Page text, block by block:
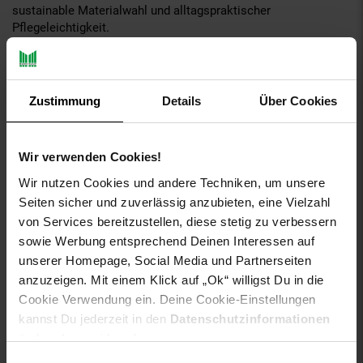
Zustimmung Details Über Cookies
Wir verwenden Cookies!
Wir nutzen Cookies und andere Techniken, um unsere
Seiten sicher und zuverlässig anzubieten, eine Vielzahl
von Services bereitzustellen, diese stetig zu verbessern
sowie Werbung entsprechend Deinen Interessen auf
unserer Homepage, Social Media und Partnerseiten
anzuzeigen. Mit einem Klick auf „Ok“ willigst Du in die
Cookie Verwendung ein. Deine Cookie-Einstellungen
kannst Du jederzeit in den Datenschutzinformationen
ändern bzw. widerrufen.
sustainable Materialwahl und alltagspraktischer
Pflegeleichtigkeit.
Marokkanisch-inspirierte Berber-Designsprache
Das Designmotiv zitiert die jahrhundertealte
Berber-
aus dem marokkanischen Atlasgebirge —
insbesondere die Boucherouite-Tradition mit ihren multi-color
klassischen Rauten-Kompositionen. Charakteristisch: ein
gleichmäßiges Raster aus großen Diamond-Rauten in
kontrastierenden Farb-Konturen, ergänzt durch dezente
geometrische Bordüren und marled Garn-Variationen, die der
Textur natürliche Tiefe verleihen.
Multi-Color-Komposition in warmen Erdton-Schattierungen
Die Farbpalette folgt einer warm-erdigen Boho-Modern-Linie
dunkelrote und burgunderne Hauptfarben werden ergänzt durch
cremeweiße Mittelfelder und subtile Akzente in helleren und